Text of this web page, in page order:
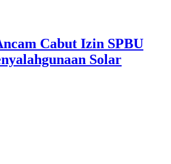
Cabut Izin SPBU
Solar